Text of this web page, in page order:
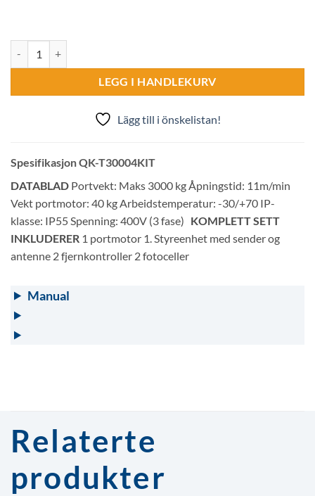
LEGG I HANDLEKURV
Lägg till i önskelistan!
Spesifikasjon QK-T30004KIT
DATABLAD Portvekt: Maks 3000 kg Åpningstid: 11m/min
Vekt portmotor: 40 kg Arbeidstemperatur: -30/+70 IP-
klasse: IP55 Spenning: 400V (3 fase) KOMPLETT SETT
INKLUDERER 1 portmotor 1. Styreenhet med sender og
antenne 2 fjernkontroller 2 fotoceller
Manual
Relaterte
produkter